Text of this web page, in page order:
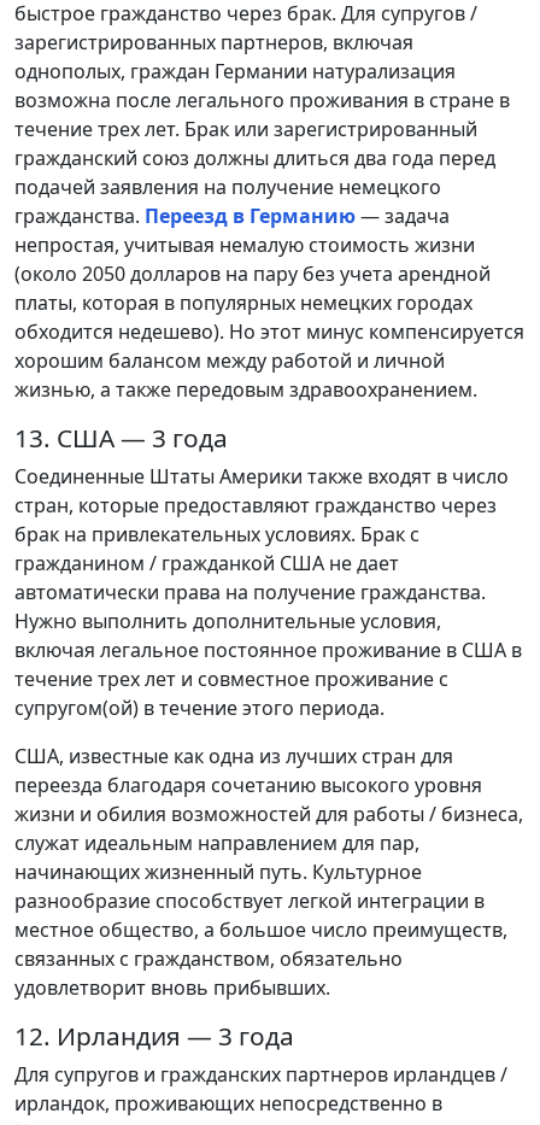
быстрое гражданство через брак. Для супругов /
зарегистрированных партнеров, включая
однополых, граждан Германии натурализация
возможна после легального проживания в стране в
течение трех лет. Брак или зарегистрированный
гражданский союз должны длиться два года перед
подачей заявления на получение немецкого
гражданства. Переезд в Германию— задача
непростая, учитывая немалую стоимость жизни
(около 2050 долларов на пару без учета арендной
платы, которая в популярных немецких городах
обходится недешево). Но этот минус компенсируется
хорошим балансом между работой и личной
жизнью, а также передовым здравоохранением.
13. США — 3 года
Соединенные Штаты Америки также входят в число
стран, которые предоставляют гражданство через
брак на привлекательных условиях. Брак с
гражданином / гражданкой США не дает
автоматически права на получение гражданства.
Нужно выполнить дополнительные условия,
включая легальное постоянное проживание в США в
течение трех лет и совместное проживание с
супругом(ой) в течение этого периода.
США, известные как одна из лучших стран для
переезда благодаря сочетанию высокого уровня
жизни и обилия возможностей для работы / бизнеса,
служат идеальным направлением для пар,
начинающих жизненный путь. Культурное
разнообразие способствует легкой интеграции в
местное общество, а большое число преимуществ,
связанных с гражданством, обязательно
удовлетворит вновь прибывших.
12. Ирландия — 3 года
Для супругов и гражданских партнеров ирландцев /
ирландок, проживающих непосредственно в